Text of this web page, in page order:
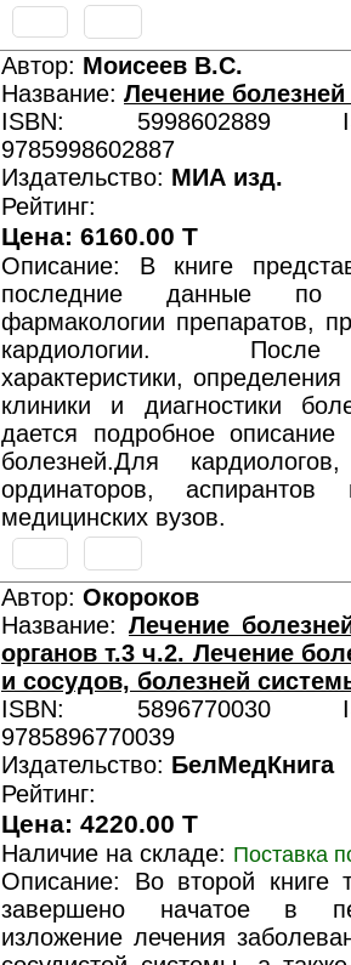
Автор: Моисеев В.С.
Название: Лечение
ISBN: 5998602889
9785998602887
Издательство: МИА изд.
Рейтинг:
Цена: 6160.00 T
Описание: В книге
последние данные по
фармакологии препаратов,
кардиологии.
характеристики, определения
клиники и диагностики
дается подробное описание
болезней.Для
ординаторов, аспирантов
медицинских вузов.
Автор: Окороков
Название: Лечение
органов т.3 ч.2. Лечение
и сосудов, болезней
ISBN: 5896770030
9785896770039
Издательство: БелМедКнига
Рейтинг:
Цена: 4220.00 T
Наличие на складе: Поставка
Описание: Во второй книге
завершено начатое в
изложение лечения